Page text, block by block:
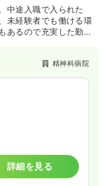
中途入職で入られた
未経験者でも働ける環
あるので充実した勤務
精神科病院
詳細を見る